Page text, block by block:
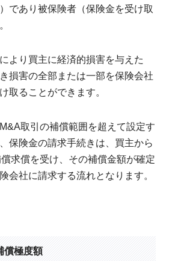
であり被保険者（保険金を受け取
より買主に経済的損害を与えた
損害の全部または一部を保険会社
取ることができます。
取引の補償範囲を超えて設定す
保険金の請求手続きは、買主から
求償を受け、その補償金額が確定
会社に請求する流れとなります。
償極度額